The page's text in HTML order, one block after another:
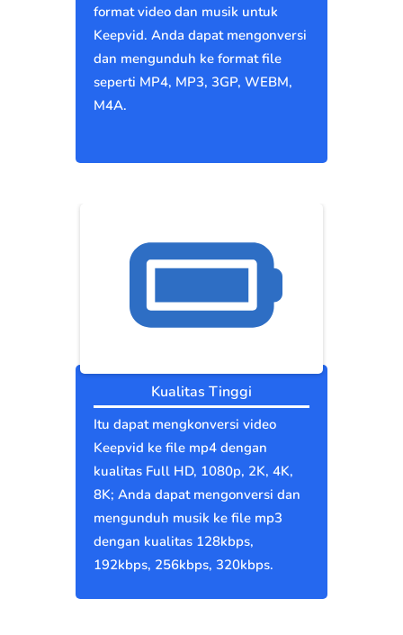
format video dan musik untuk
Keepvid. Anda dapat mengonversi
dan mengunduh ke format file
seperti MP4, MP3, 3GP, WEBM,
M4A.
Kualitas Tinggi
Itu dapat mengkonversi video
Keepvid ke file mp4 dengan
kualitas Full HD, 1080p, 2K, 4K,
8K; Anda dapat mengonversi dan
mengunduh musik ke file mp3
dengan kualitas 128kbps,
192kbps, 256kbps, 320kbps.